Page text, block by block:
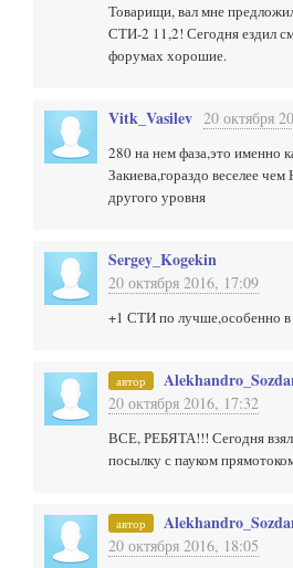
Товарищи, вал мне
СТИ-2 11,2! Сегодня ездил
форумах хорошие.
Vitk_Vasilev 20 октября
280 на нем фаза,это именно
Закиева,гораздо веселее
другого уровня
Sergey_Kogekin
20 октября 2016, 17:09
+1 СТИ по лучше,особенно в
автор
20 октября 2016, 17:32
ВСЕ, РЕБЯТА!!! Сегодня
посылку с пауком
автор
20 октября 2016, 18:05